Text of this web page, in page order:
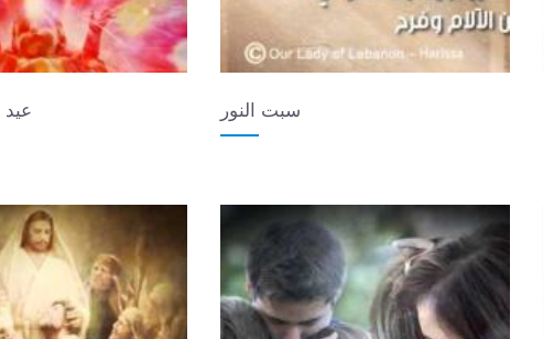
عيد سبت النور